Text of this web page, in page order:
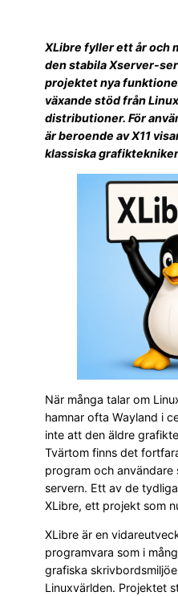
XLibre fyller ett år och
den stabila Xserver-
projektet nya
växande stöd från
distributioner. För
är beroende av X11
klassiska
När många talar om
hamnar ofta Wayland i
inte att den äldre
Tvärtom finns det
program och användare
servern. Ett av de
XLibre, ett projekt som
XLibre är en
programvara som i
grafiska
Linuxvärlden. Projektet